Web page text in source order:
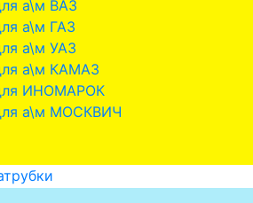
а\м ВАЗ
а\м ГАЗ
а\м УАЗ
а\м КАМАЗ
ИНОМАРОК
а\м МОСКВИЧ